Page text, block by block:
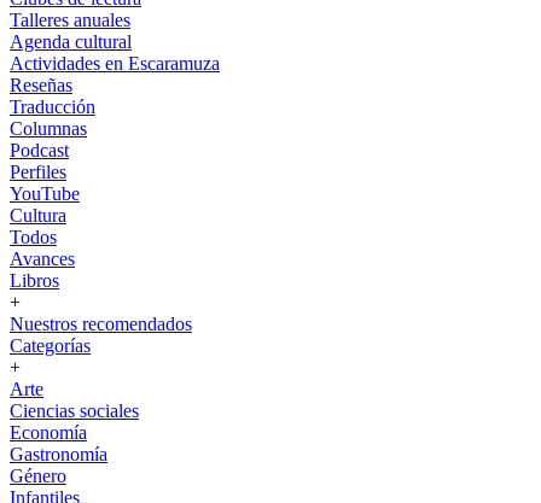
Talleres anuales
Agenda cultural
Actividades en Escaramuza
Reseñas
Traducción
Columnas
Podcast
Perfiles
YouTube
Cultura
Todos
Avances
Libros
+
Nuestros recomendados
Categorías
+
Arte
Ciencias sociales
Economía
Gastronomía
Género
Infantiles